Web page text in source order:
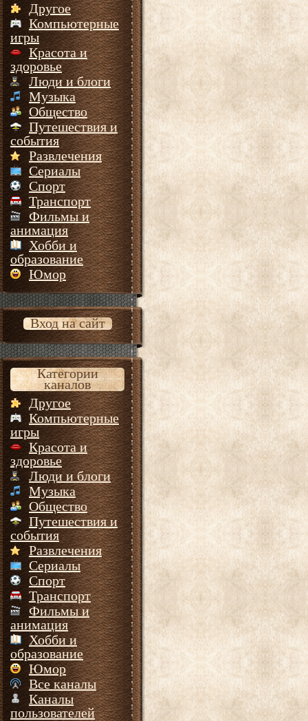
Другое
Компьютерные
игры
Красота и
здоровье
Люди и блоги
Музыка
Общество
Путешествия и
события
Развлечения
Сериалы
Спорт
Транспорт
Фильмы и
анимация
Хобби и
образование
Юмор
Вход на сайт
Категории
каналов
Другое
Компьютерные
игры
Красота и
здоровье
Люди и блоги
Музыка
Общество
Путешествия и
события
Развлечения
Сериалы
Спорт
Транспорт
Фильмы и
анимация
Хобби и
образование
Юмор
Все каналы
Каналы
пользователей